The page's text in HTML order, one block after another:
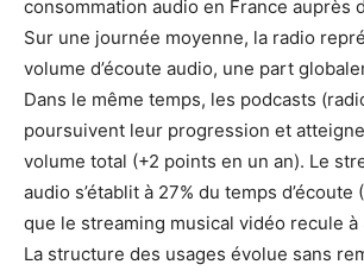
consommation audio en France auprès
Sur une journée moyenne, la radio
volume d’écoute audio, une part
Dans le même temps, les podcasts
poursuivent leur progression et
volume total (+2 points en un an). Le
audio s’établit à 27% du temps d’écoute
que le streaming musical vidéo recule à
La structure des usages évolue sans